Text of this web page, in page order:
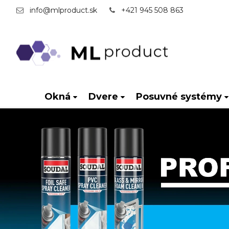
info@mlproduct.sk +421 945 508 863
Okná Dvere Posuvné systémy